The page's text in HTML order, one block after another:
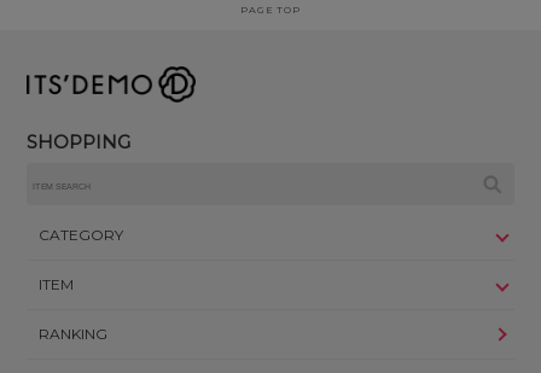
PAGE TOP
SHOPPING
CATEGORY
ITEM
RANKING